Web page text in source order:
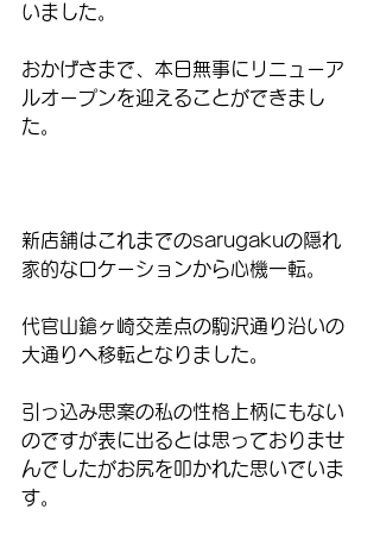
いました。
おかげさまで、本日無事にリニューア
ルオープンを迎えることができまし
た。
新店舗はこれまでのsarugakuの隠れ
家的なロケーションから心機一転。
代官山鎗ヶ崎交差点の駒沢通り沿いの
大通りへ移転となりました。
引っ込み思案の私の性格上柄にもない
のですが表に出るとは思っておりませ
んでしたがお尻を叩かれた思いでいま
す。